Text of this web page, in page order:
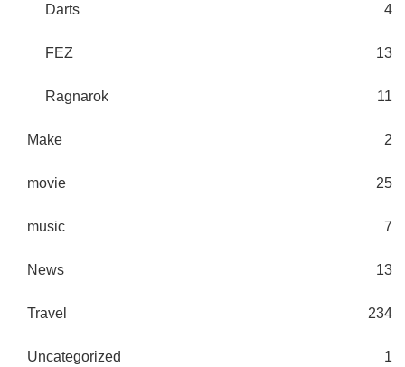
Darts 4
FEZ 13
Ragnarok 11
Make 2
movie 25
music 7
News 13
Travel 234
Uncategorized 1